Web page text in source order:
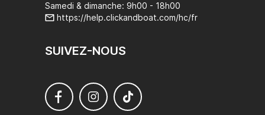
Samedi & dimanche: 9h00 - 18h00
https://help.clickandboat.com/hc/fr
SUIVEZ-NOUS